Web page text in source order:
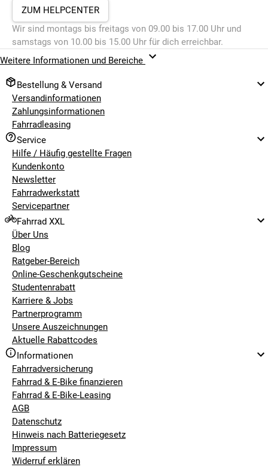
ZUM HELPCENTER
Wir sind montags bis freitags von 09.00 bis 17.00 Uhr und
samstags von 10.00 bis 15.00 Uhr für dich erreichbar.
Weitere Informationen und Bereiche
Bestellung & Versand
Versandinformationen
Zahlungsinformationen
Fahrradleasing
Service
Hilfe / Häufig gestellte Fragen
Kundenkonto
Newsletter
Fahrradwerkstatt
Servicepartner
Fahrrad XXL
Über Uns
Blog
Ratgeber-Bereich
Online-Geschenkgutscheine
Studentenrabatt
Karriere & Jobs
Partnerprogramm
Unsere Auszeichnungen
Aktuelle Rabattcodes
Informationen
Fahrradversicherung
Fahrrad & E-Bike finanzieren
Fahrrad & E-Bike-Leasing
AGB
Datenschutz
Hinweis nach Batteriegesetz
Impressum
Widerruf erklären